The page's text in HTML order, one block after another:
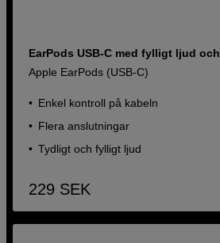
EarPods USB-C med fylligt ljud
Apple EarPods (USB-C)
Enkel kontroll på kabeln
Flera anslutningar
Tydligt och fylligt ljud
229 SEK